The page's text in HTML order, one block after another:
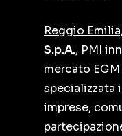
Reggio
S.p.A., PMI
mercato
specializzata
imprese,